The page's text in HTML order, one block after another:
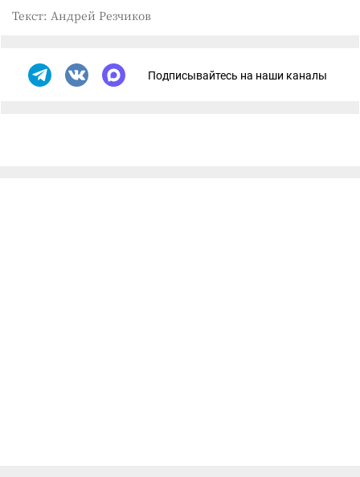
Текст: Андрей Резчиков
Подписывайтесь на наши каналы